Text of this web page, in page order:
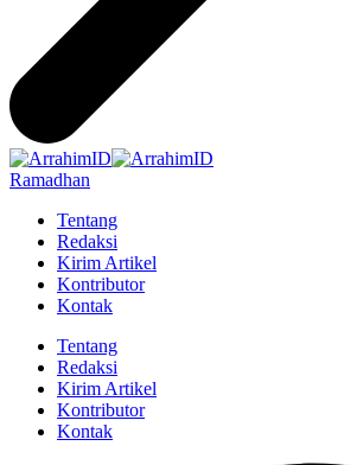
Ramadhan
Tentang
Redaksi
Kirim Artikel
Kontributor
Kontak
Tentang
Redaksi
Kirim Artikel
Kontributor
Kontak